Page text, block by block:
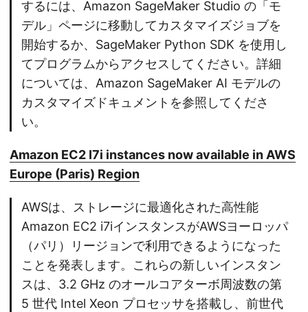
するには、Amazon SageMaker Studio の「モ
デル」ページに移動してカスタマイズジョブを
開始するか、SageMaker Python SDK を使用し
てプログラムからアクセスしてください。詳細
については、Amazon SageMaker AI モデルの
カスタマイズドキュメントを参照してくださ
い。
Amazon EC2 I7i instances now available in AWS
Europe (Paris) Region
AWSは、ストレージに最適化された高性能
Amazon EC2 i7iインスタンスがAWSヨーロッパ
（パリ）リージョンで利用できるようになった
ことを発表します。これらの新しいインスタン
スは、3.2 GHz のオールコアターボ周波数の第
5 世代 Intel Xeon プロセッサを搭載し、前世代